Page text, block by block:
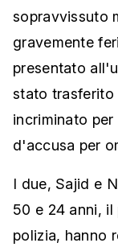
sopravvissuto
gravemente
presentato
stato trasferito
incriminato
d'accusa per
I due, Sajid e
50 e 24 anni,
polizia, hanno